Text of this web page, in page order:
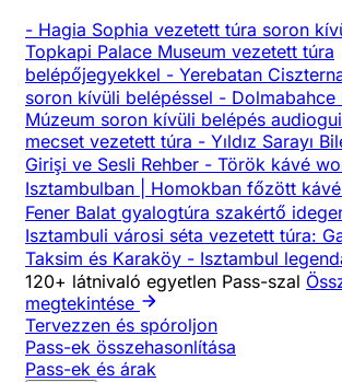
- Hagia Sophia vezetett túra soron
Topkapi Palace Museum vezetett túra
belépőjegyekkel - Yerebatan
soron kívüli belépéssel - Dolmabahce
Múzeum soron kívüli belépés
mecset vezetett túra - Yıldız Sarayı
Girişi ve Sesli Rehber - Török kávé
Isztambulban | Homokban főzött
Fener Balat gyalogtúra szakértő
Isztambuli városi séta vezetett túra:
Taksim és Karaköy - Isztambul
120+ látnivaló egyetlen Pass-szal
megtekintése
Tervezzen és spóroljon
Pass-ek összehasonlítása
Pass-ek és árak